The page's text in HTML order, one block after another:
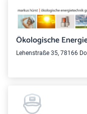
Ökologische
Lehenstraße 35, 78166